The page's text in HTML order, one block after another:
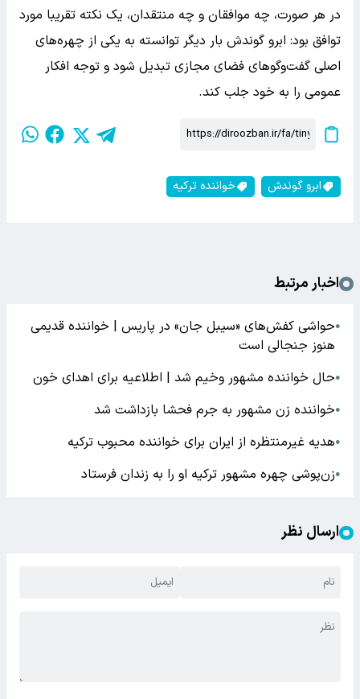
در هر صورت، چه موافقان و چه منتقدان، یک نکته تقریبا مورد
توافق بود: ابرو گوندش بار دیگر توانسته به یکی از چهره‌های
اصلی گفت‌وگوهای فضای مجازی تبدیل شود و توجه افکار
عمومی را به خود جلب کند.
ابرو گوندش خواننده ترکیه
اخبار مرتبط
●حواشی کفش‌های «سیبل جان» در پاریس | خواننده قدیمی
هنوز جنجالی است
●حال خواننده مشهور وخیم شد | اطلاعیه برای اهدای خون
●خواننده زن مشهور به جرم فحشا بازداشت شد
●هدیه غیرمنتظره از ایران برای خواننده محبوب ترکیه
●زن‌پوشی چهره مشهور ترکیه او را به زندان فرستاد
ارسال نظر